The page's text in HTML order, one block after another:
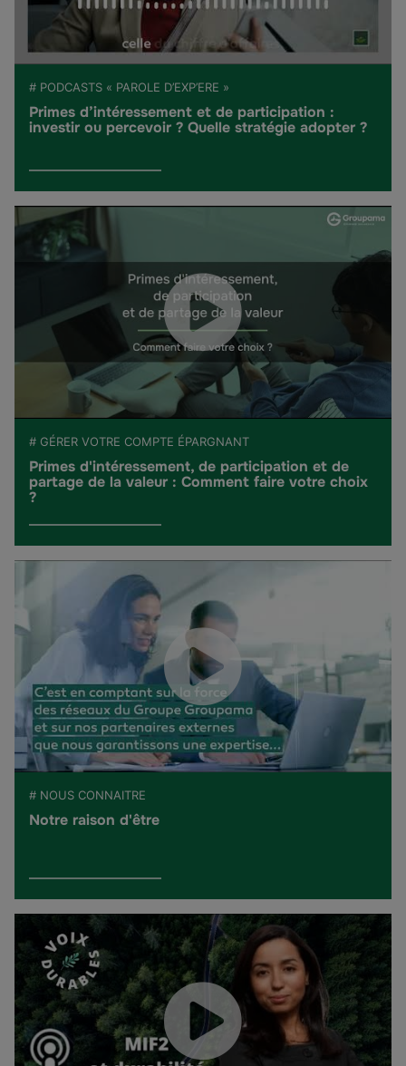
# PODCASTS « PAROLE D’EXP’ERE »
Primes d’intéressement et de participation :
investir ou percevoir ? Quelle stratégie adopter ?
# GÉRER VOTRE COMPTE ÉPARGNANT
Primes d'intéressement, de participation et de
partage de la valeur : Comment faire votre choix
?
# NOUS CONNAITRE
Notre raison d'être